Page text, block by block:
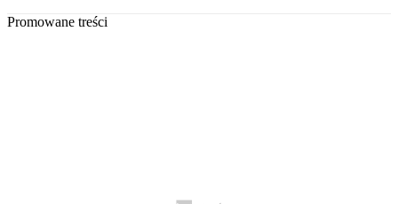
Promowane treści